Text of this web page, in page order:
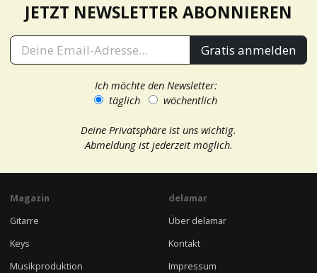
JETZT NEWSLETTER ABONNIEREN
Gratis anmelden
Ich möchte den Newsletter:
täglich
wöchentlich
Deine Privatsphäre ist uns wichtig.
Abmeldung ist jederzeit möglich.
Magazin
Gitarre
Keys
Musikproduktion
delamar
Über delamar
Kontakt
Impressum